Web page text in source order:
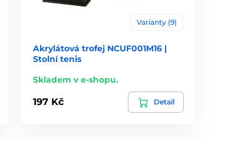
Varianty (9)
Akrylátová trofej NCUF001M16 |
Stolní tenis
Skladem v e-shopu.
197 Kč Detail